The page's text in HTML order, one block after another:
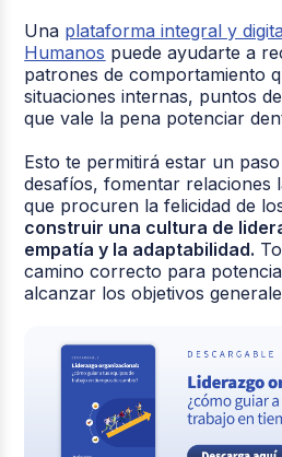
Una plataforma integral y
Humanos puede ayudarte a
patrones de comportamiento
situaciones internas, puntos
que vale la pena potenciar
Esto te permitirá estar un
desafíos, fomentar relaciones
que procuren la felicidad de
construir una cultura de
empatía y la adaptabilidad.
camino correcto para
alcanzar los objetivos